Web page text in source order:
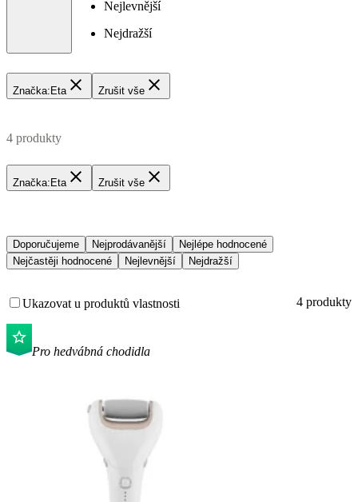
Nejlevnější
Nejdražší
Značka: Eta Zrušit vše
4 produkty
Značka: Eta Zrušit vše
Doporučujeme Nejprodávanější
Nejlépe hodnocené
Nejčastěji hodnocené
Nejlevnější Nejdražší
Ukazovat u produktů vlastnosti 4 produkty
Pro hedvábná chodidla